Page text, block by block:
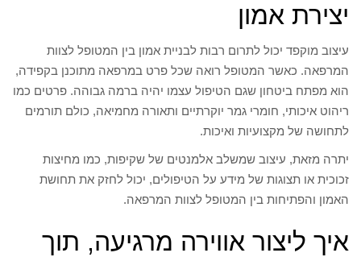
יצירת אמון
עיצוב מוקפד יכול לתרום רבות לבניית אמון בין המטופל לצוות
המרפאה. כאשר המטופל רואה שכל פרט במרפאה מתוכנן בקפידה,
הוא מפתח ביטחון שגם הטיפול עצמו יהיה ברמה גבוהה. פרטים כמו
ריהוט איכותי, חומרי גמר יוקרתיים ותאורה מחמיאה, כולם תורמים
לתחושה של מקצועיות ואיכות.
יתרה מזאת, עיצוב שמשלב אלמנטים של שקיפות, כמו מחיצות
זכוכית או תצוגות של מידע על הטיפולים, יכול לחזק את תחושת
האמון והפתיחות בין המטופל לצוות המרפאה.
איך ליצור אווירה מרגיעה, תוך